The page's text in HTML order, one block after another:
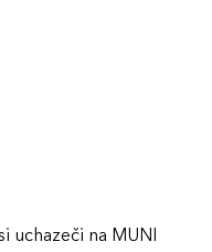
uchazeči na MUNI